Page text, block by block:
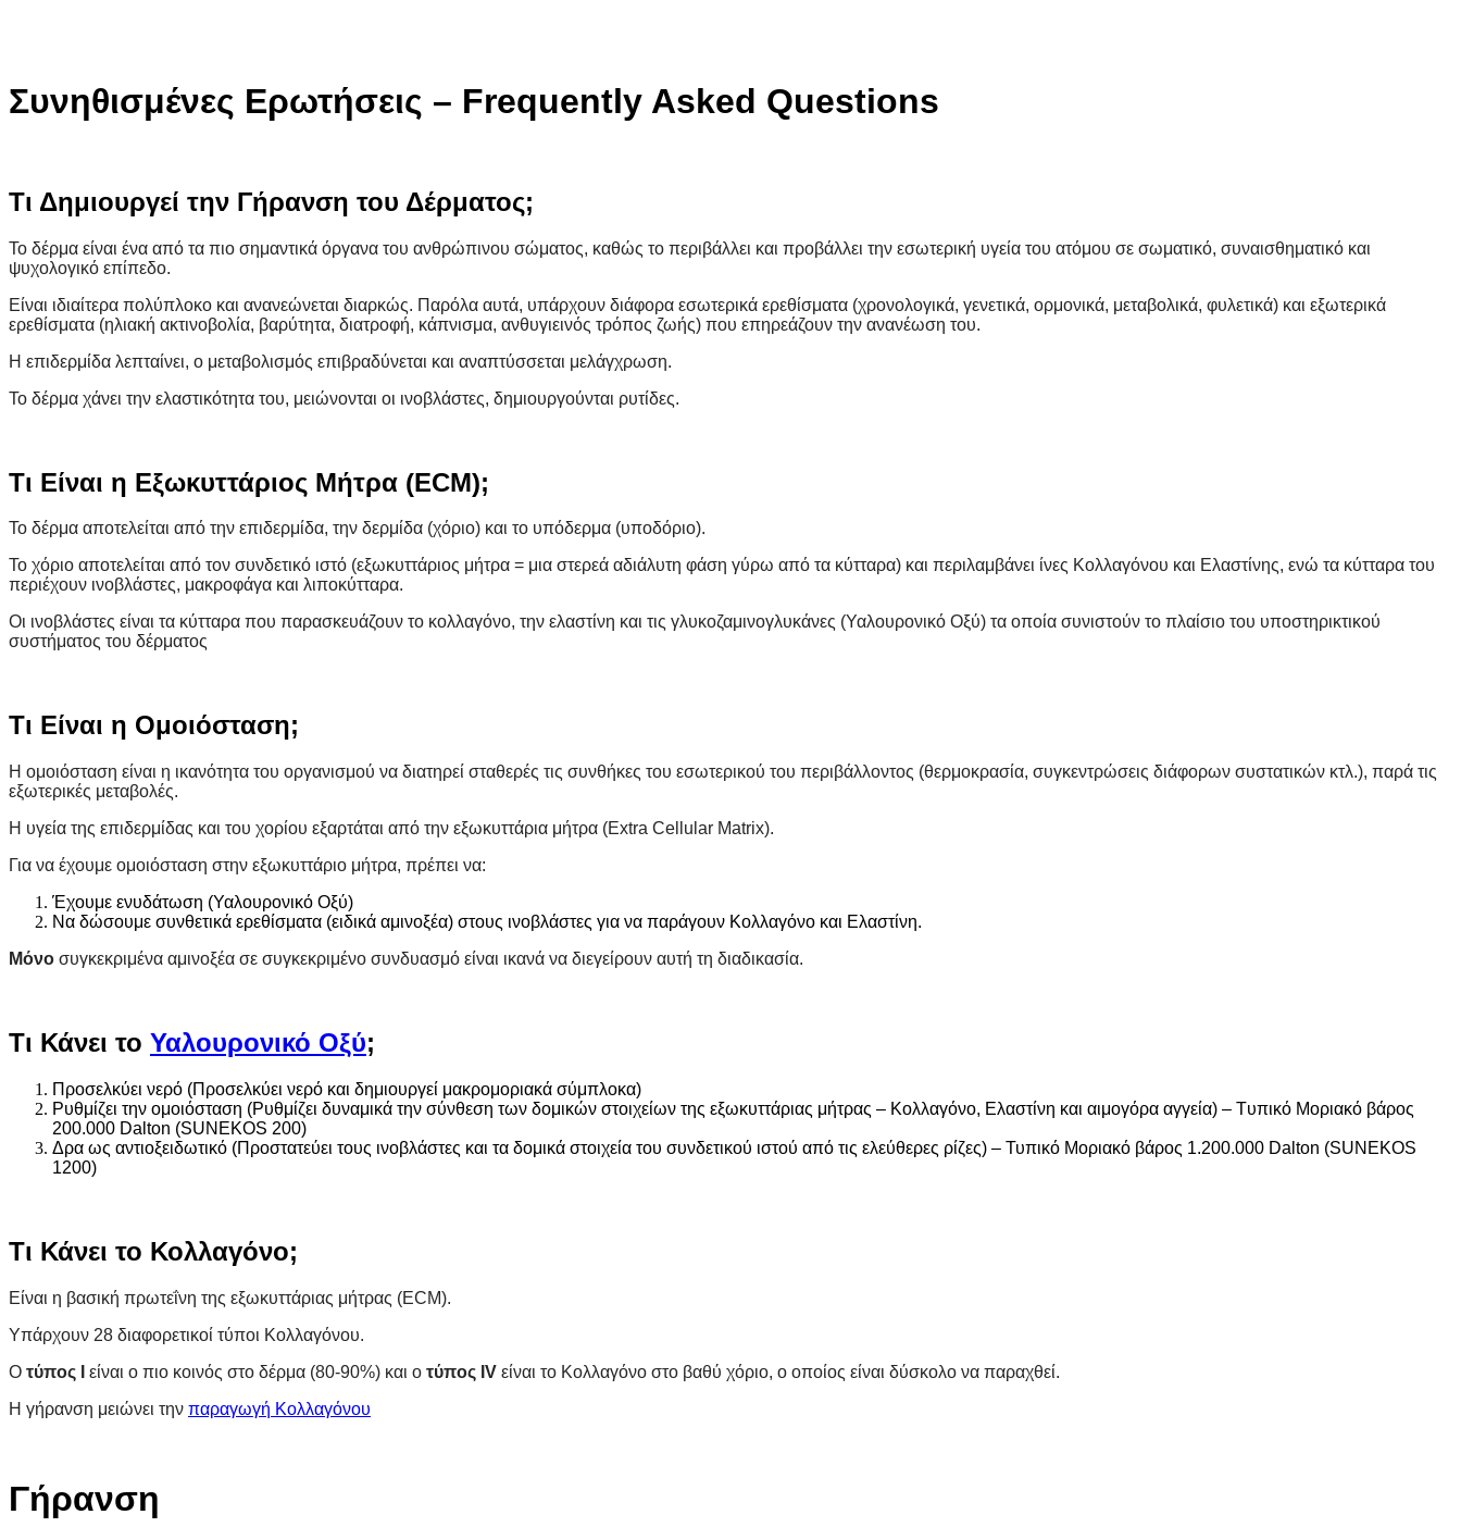
Συνηθισμένες Ερωτήσεις – Frequently Asked Questions
Tι Δημιουργεί την Γήρανση του Δέρματος;
Το δέρμα είναι ένα από τα πιο σημαντικά όργανα του ανθρώπινου σώματος, καθώς το περιβάλλει και προβάλλει την εσωτερική υγεία του ατόμου σε σωματικό, συναισθηματικό και
ψυχολογικό επίπεδο.
Είναι ιδιαίτερα πολύπλοκο και ανανεώνεται διαρκώς. Παρόλα αυτά, υπάρχουν διάφορα εσωτερικά ερεθίσματα (χρονολογικά, γενετικά, ορμονικά, μεταβολικά, φυλετικά) και εξωτερικά
ερεθίσματα (ηλιακή ακτινοβολία, βαρύτητα, διατροφή, κάπνισμα, ανθυγιεινός τρόπος ζωής) που επηρεάζουν την ανανέωση του.
Η επιδερμίδα λεπταίνει, ο μεταβολισμός επιβραδύνεται και αναπτύσσεται μελάγχρωση.
Το δέρμα χάνει την ελαστικότητα του, μειώνονται οι ινοβλάστες, δημιουργούνται ρυτίδες.
Τι Είναι η Εξωκυττάριος Μήτρα (ECM);
Το δέρμα αποτελείται από την επιδερμίδα, την δερμίδα (χόριο) και το υπόδερμα (υποδόριο).
Το χόριο αποτελείται από τον συνδετικό ιστό (εξωκυττάριος μήτρα = μια στερεά αδιάλυτη φάση γύρω από τα κύτταρα) και περιλαμβάνει ίνες Κολλαγόνου και Ελαστίνης, ενώ τα κύτταρα του
περιέχουν ινοβλάστες, μακροφάγα και λιποκύτταρα.
Οι ινοβλάστες είναι τα κύτταρα που παρασκευάζουν το κολλαγόνο, την ελαστίνη και τις γλυκοζαμινογλυκάνες (Υαλουρονικό Οξύ) τα οποία συνιστούν το πλαίσιο του υποστηρικτικού
συστήματος του δέρματος
Τι Είναι η Ομοιόσταση;
Η ομοιόσταση είναι η ικανότητα του οργανισμού να διατηρεί σταθερές τις συνθήκες του εσωτερικού του περιβάλλοντος (θερμοκρασία, συγκεντρώσεις διάφορων συστατικών κτλ.), παρά τις
εξωτερικές μεταβολές.
Η υγεία της επιδερμίδας και του χορίου εξαρτάται από την εξωκυττάρια μήτρα (Extra Cellular Matrix).
Για να έχουμε ομοιόσταση στην εξωκυττάριο μήτρα, πρέπει να:
Έχουμε ενυδάτωση (Υαλουρονικό Οξύ)
Να δώσουμε συνθετικά ερεθίσματα (ειδικά αμινοξέα) στους ινοβλάστες για να παράγουν Κολλαγόνο και Ελαστίνη.
Μόνο συγκεκριμένα αμινοξέα σε συγκεκριμένο συνδυασμό είναι ικανά να διεγείρουν αυτή τη διαδικασία.
Τι Κάνει το Υαλουρονικό Οξύ;
Προσελκύει νερό (Προσελκύει νερό και δημιουργεί μακρομοριακά σύμπλοκα)
Ρυθμίζει την ομοιόσταση (Ρυθμίζει δυναμικά την σύνθεση των δομικών στοιχείων της εξωκυττάριας μήτρας – Κολλαγόνο, Ελαστίνη και αιμογόρα αγγεία) – Tυπικό Mοριακό βάρος
200.000 Dalton (SUNEKOS 200)
Δρα ως αντιοξειδωτικό (Προστατεύει τους ινοβλάστες και τα δομικά στοιχεία του συνδετικού ιστού από τις ελεύθερες ρίζες) – Τυπικό Μοριακό βάρος 1.200.000 Dalton (SUNEKOS
1200)
Τι Κάνει το Κολλαγόνο;
Είναι η βασική πρωτεΐνη της εξωκυττάριας μήτρας (ECM).
Υπάρχουν 28 διαφορετικοί τύποι Κολλαγόνου.
Ο τύπος Ι είναι ο πιο κοινός στο δέρμα (80-90%) και ο τύπος IV είναι το Κολλαγόνο στο βαθύ χόριο, ο οποίος είναι δύσκολο να παραχθεί.
Η γήρανση μειώνει την παραγωγή Κολλαγόνου
Γήρανση